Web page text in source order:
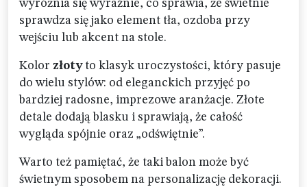
wyróżnia się wyraźnie, co sprawia, że świetnie
sprawdza się jako element tła, ozdoba przy
wejściu lub akcent na stole.
Kolor złotyto klasyk uroczystości, który pasuje
do wielu stylów: od eleganckich przyjęć po
bardziej radosne, imprezowe aranżacje. Złote
detale dodają blasku i sprawiają, że całość
wygląda spójnie oraz „odświętnie”.
Warto też pamiętać, że taki balon może być
świetnym sposobem na personalizację dekoracji.